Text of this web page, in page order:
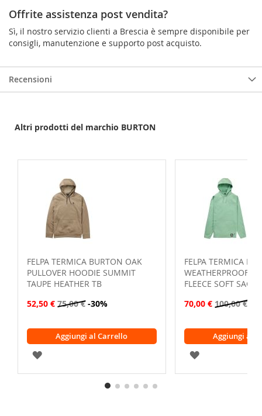
Offrite assistenza post vendita?
Sì, il nostro servizio clienti a Brescia è sempre disponibile per
consigli, manutenzione e supporto post acquisto.
Recensioni
Altri prodotti del marchio BURTON
FELPA TERMICA BURTON OAK
PULLOVER HOODIE SUMMIT
TAUPE HEATHER TB
52,50 € 75,00 € -30%
Aggiungi al Carrello
AGGIUNGI
ALLA
FELPA TERMICA
WEATHERPROOF
FLEECE SOFT SAGE
70,00 € 100,00 €
Aggiungi al
AGGIUNGI
ALLA